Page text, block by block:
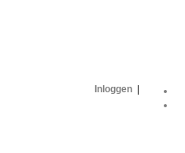
Inloggen